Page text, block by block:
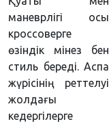
маневрлігі осы
кроссоверге
өзіндік мінез бен
стиль береді. Аспа
жүрісінің реттелуі
жолдағы
кедергілерге